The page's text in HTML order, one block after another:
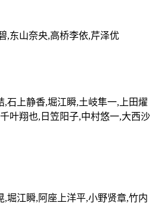
,东山奈央,高桥李依,芹泽优
,石上静香,堀江瞬,土岐隼一,上田燿
叶翔也,日笠阳子,中村悠一,大西沙
,堀江瞬,阿座上洋平,小野贤章,竹内